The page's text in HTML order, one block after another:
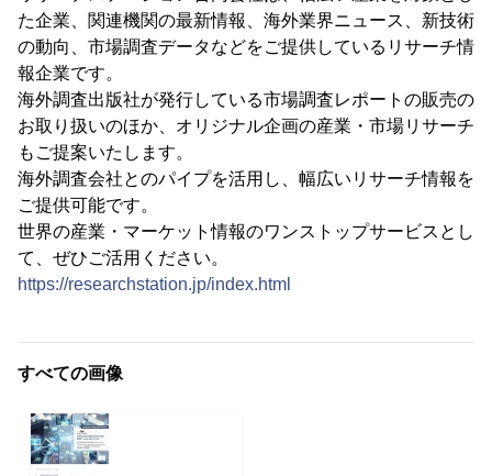
た企業、関連機関の最新情報、海外業界ニュース、新技術
の動向、市場調査データなどをご提供しているリサーチ情
報企業です。
海外調査出版社が発行している市場調査レポートの販売の
お取り扱いのほか、オリジナル企画の産業・市場リサーチ
もご提案いたします。
海外調査会社とのパイプを活用し、幅広いリサーチ情報を
ご提供可能です。
世界の産業・マーケット情報のワンストップサービスとし
て、ぜひご活用ください。
https://researchstation.jp/index.html
すべての画像